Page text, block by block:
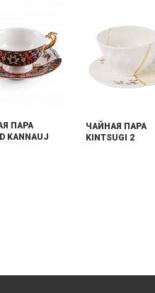
ПАРА
KANNAUJ
ЧАЙНАЯ ПАРА
KINTSUGI 2